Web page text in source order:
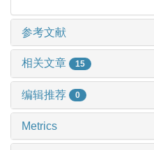
参考文献
相关文章 15
编辑推荐 0
Metrics